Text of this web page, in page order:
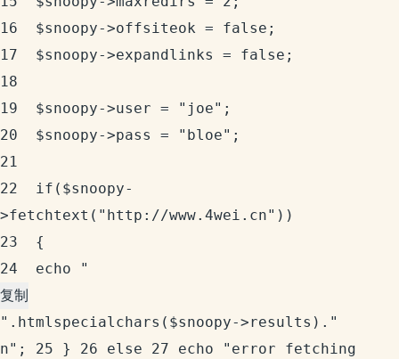
16	$snoopy->offsiteok = false;
17	$snoopy->expandlinks = false;
18
19	$snoopy->user = "joe";
20	$snoopy->pass = "bloe";
21
22	if($snoopy-
>fetchtext("http://www.4wei.cn"))
23	{
24	echo "
复制
".htmlspecialchars($snoopy->results)."
n"; 25 } 26 else 27 echo "error fetching